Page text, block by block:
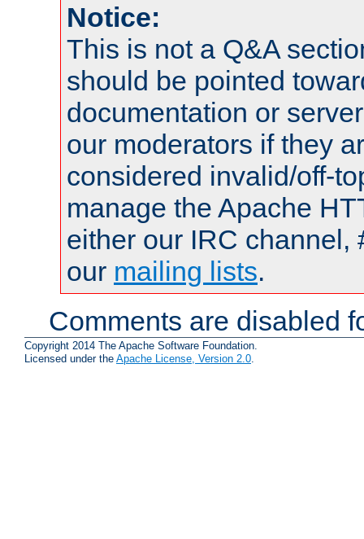
Notice:
This is not a Q&A
should be pointed
documentation or
our moderators if they
considered invalid/off-
manage the Apache
either our IRC channel,
our mailing lists.
Comments are disabled
Copyright 2014 The Apache Software Foundation.
Licensed under the Apache License, Version 2.0.